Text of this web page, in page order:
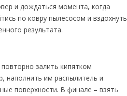
и дождаться момента, когда
по ковру пылесосом и вздохнуть
результата.
залить кипятком
наполнить им распылитель и
поверхности. В финале – взять